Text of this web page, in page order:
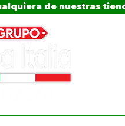
de nuestras